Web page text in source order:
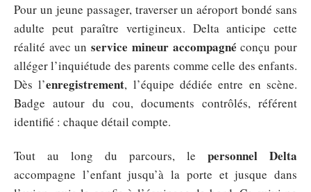
Pour un jeune passager, traverser un aéroport bondé sans
adulte peut paraître vertigineux. Delta anticipe cette
réalité avec unservice mineur accompagné conçu pour
alléger l’inquiétude des parents comme celle des enfants.
Dès l’enregistrement, l’équipe dédiée entre en scène.
Badge autour du cou, documents contrôlés, référent
identifié : chaque détail compte.
Tout au long du parcours, le personnel Delta
accompagne l’enfant jusqu’à la porte et jusque dans